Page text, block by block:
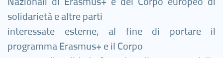
solidarietà e altre parti
interessate esterne, al fine di portare il
programma Erasmus+ e il Corpo